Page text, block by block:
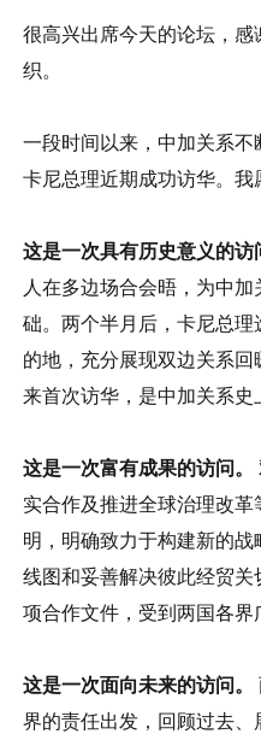
很高兴出席今天的论坛，感
织。
一段时间以来，中加关系不
卡尼总理近期成功访华。我
这是一次具有历史意义的访
人在多边场合会晤，为中
础。两个半月后，卡尼总理
的地，充分展现双边关系
来首次访华，是中加关系史
这是一次富有成果的访问。
实合作及推进全球治理改
明，明确致力于构建新的
线图和妥善解决彼此经贸
项合作文件，受到两国各界
这是一次面向未来的访问。
界的责任出发，回顾过去